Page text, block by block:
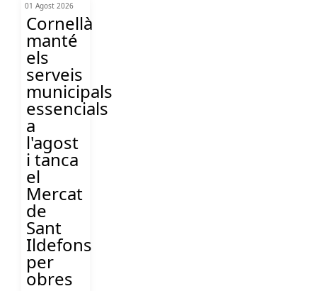
01 Agost 2026
Cornellà
manté
els
serveis
municipals
essencials
a
l'agost
i tanca
el
Mercat
de
Sant
Ildefons
per
obres